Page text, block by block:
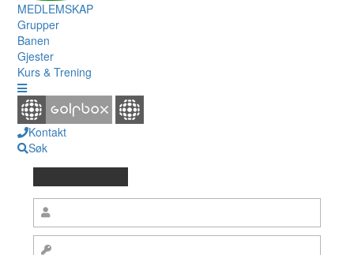
MEDLEMSKAP
Grupper
Banen
Gjester
Kurs & Trening
Kontakt
Søk